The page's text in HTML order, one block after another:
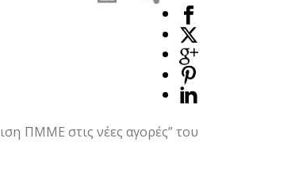
ΠΜΜΕ στις νέες αγορές” του